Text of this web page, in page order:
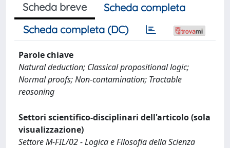
Scheda breve
Scheda completa
Scheda completa (DC)
Parole chiave
Natural deduction; Classical propositional logic;
Normal proofs; Non-contamination; Tractable
reasoning
Settori scientifico-disciplinari dell'articolo (sola
visualizzazione)
Settore M-FIL/02 - Logica e Filosofia della Scienza